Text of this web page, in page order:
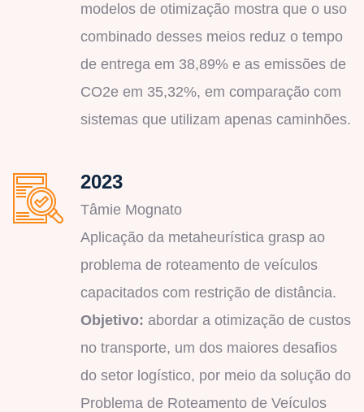
modelos de otimização mostra que o uso
combinado desses meios reduz o tempo
de entrega em 38,89% e as emissões de
CO2e em 35,32%, em comparação com
sistemas que utilizam apenas caminhões.
2023
Tâmie Mognato
Aplicação da metaheurística grasp ao
problema de roteamento de veículos
capacitados com restrição de distância.
Objetivo: abordar a otimização de custos
no transporte, um dos maiores desafios
do setor logístico, por meio da solução do
Problema de Roteamento de Veículos